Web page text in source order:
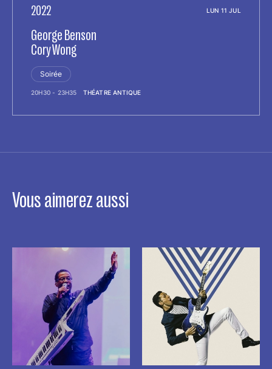
2022 LUN 11 JUL
George Benson
Cory Wong
Soirée
20H30 - 23H35 THÉATRE ANTIQUE
Vous aimerez aussi